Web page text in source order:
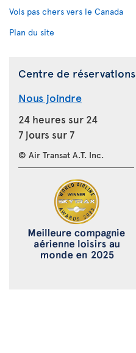
Vols pas chers vers le Canada
Plan du site
Centre de réservations
Nous joindre
24 heures sur 24
7 jours sur 7
© Air Transat A.T. Inc.